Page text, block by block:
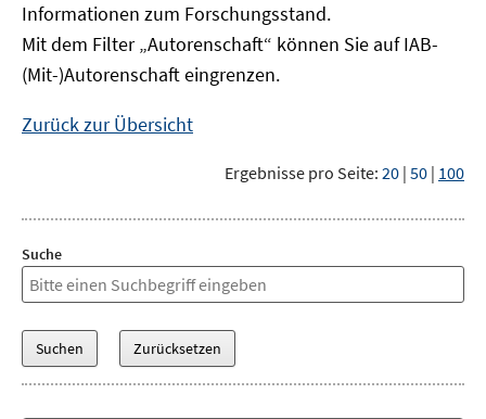
Informationen zum Forschungsstand.
Mit dem Filter „Autorenschaft“ können Sie auf IAB-
(Mit-)Autorenschaft eingrenzen.
Zurück zur Übersicht
Ergebnisse pro Seite: 20 | 50 | 100
Suche